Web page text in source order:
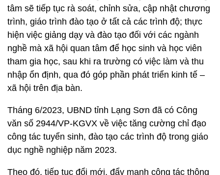
tâm sẽ tiếp tục rà soát, chỉnh sửa, cập nhật chương
trình, giáo trình đào tạo ở tất cả các trình độ; thực
hiện việc giảng dạy và đào tạo đối với các ngành
nghề mà xã hội quan tâm để học sinh và học viên
tham gia học, sau khi ra trường có việc làm và thu
nhập ổn định, qua đó góp phần phát triển kinh tế –
xã hội trên địa bàn.
Tháng 6/2023, UBND tỉnh Lạng Sơn đã có Công
văn số 2944/VP-KGVX về việc tăng cường chỉ đạo
công tác tuyển sinh, đào tạo các trình độ trong giáo
dục nghề nghiệp năm 2023.
Theo đó, tiếp tục đổi mới, đẩy mạnh công tác thông